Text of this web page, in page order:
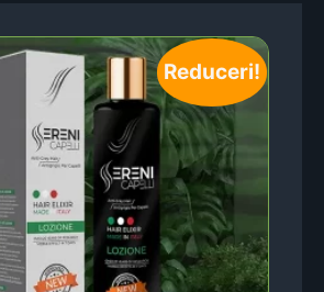
Reduceri!